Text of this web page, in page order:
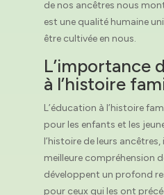
de nos ancêtres nous
est une qualité humaine
être cultivée en nous.
L’importance
à l’histoire
L’éducation à l’histoire
pour les enfants et les
l’histoire de leurs
meilleure compréhension
développent un profond
pour ceux qui les ont